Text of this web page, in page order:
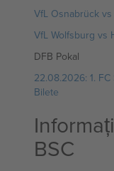
VfL Osnabrück
VfL Wolfsburg vs
DFB Pokal
22.08.2026: 1.
Bilete
BSC